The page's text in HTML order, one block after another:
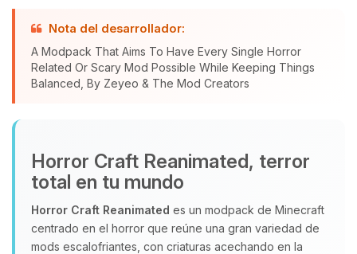
Nota del desarrollador:
A Modpack That Aims To Have Every Single Horror
Related Or Scary Mod Possible While Keeping Things
Balanced, By Zeyeo & The Mod Creators
Horror Craft Reanimated, terror
total en tu mundo
Horror Craft Reanimated es un modpack de Minecraft
centrado en el horror que reúne una gran variedad de
mods escalofriantes, con criaturas acechando en la
Yupi, por fin alguien con quien
hablar! Soy Choupy, tu pequeno
asistente de BoxToPlay. Cuentame